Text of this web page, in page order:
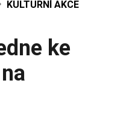
KULTURNÍ AKCE
ke